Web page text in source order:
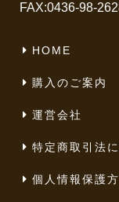
FAX:0436-98-
HOME
購入のご案内
運営会社
特定商取引法
個人情報保護